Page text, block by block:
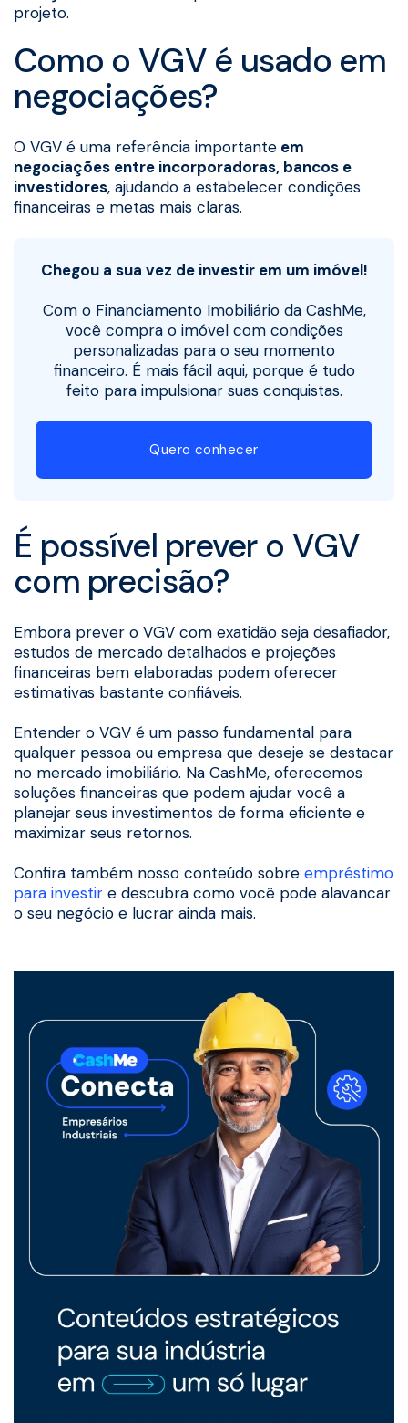
projeto.
Como o VGV é usado em
negociações?
O VGV é uma referência importante em
negociações entre incorporadoras, bancos e
investidores, ajudando a estabelecer condições
financeiras e metas mais claras.
Chegou a sua vez de investir em um imóvel!
Com o Financiamento Imobiliário da CashMe,
você compra o imóvel com condições
personalizadas para o seu momento
financeiro. É mais fácil aqui, porque é tudo
feito para impulsionar suas conquistas.
Quero conhecer
É possível prever o VGV
com precisão?
Embora prever o VGV com exatidão seja desafiador,
estudos de mercado detalhados e projeções
financeiras bem elaboradas podem oferecer
estimativas bastante confiáveis.
Entender o VGV é um passo fundamental para
qualquer pessoa ou empresa que deseje se destacar
no mercado imobiliário. Na CashMe, oferecemos
soluções financeiras que podem ajudar você a
planejar seus investimentos de forma eficiente e
maximizar seus retornos.
Confira também nosso conteúdo sobre empréstimo
para investir e descubra como você pode alavancar
o seu negócio e lucrar ainda mais.